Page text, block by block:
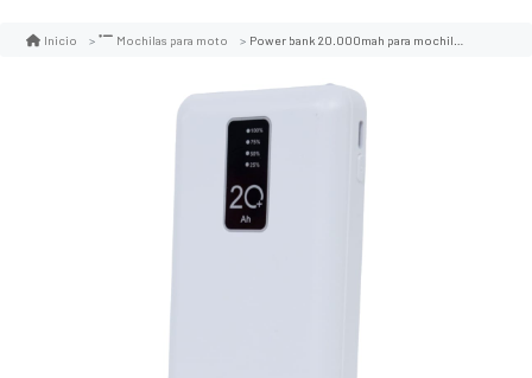
Inicio Mochilas para moto Power bank 20.000mah para mochilas y con pantalla bolsos knight led